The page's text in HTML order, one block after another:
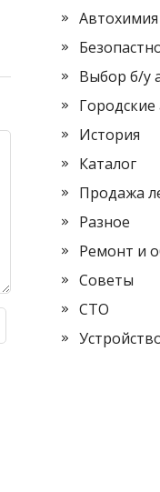
Автохимия
Выбор б/у
Городские
История
Каталог
Продажа
Разное
Ремонт и
Советы
СТО